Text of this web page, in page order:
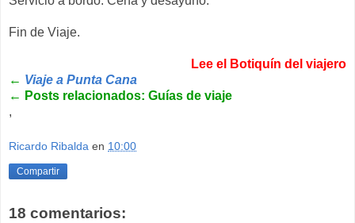
Fin de Viaje.
Lee el Botiquín del viajero
← Viaje a Punta Cana
← Posts relacionados: Guías de viaje
,
Ricardo Ribalda en 10:00
Compartir
18 comentarios: